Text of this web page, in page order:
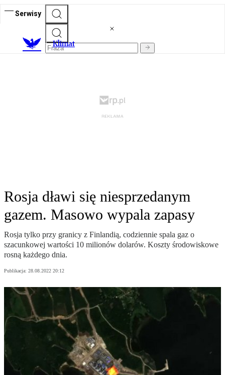
Serwisy
Klimat
Rosja dławi się niesprzedanym
gazem. Masowo wypala zapasy
Rosja tylko przy granicy z Finlandią, codziennie spala gaz o
szacunkowej wartości 10 milionów dolarów. Koszty środowiskowe
rosną każdego dnia.
Publikacja: 28.08.2022 20:12